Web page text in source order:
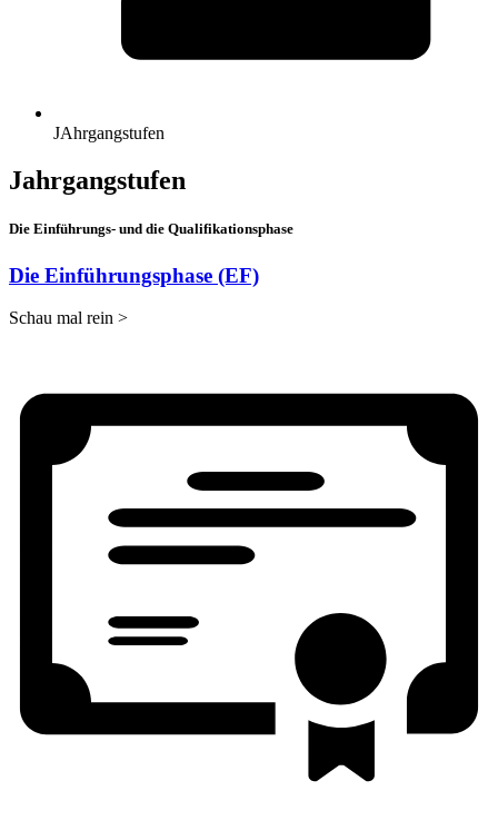
JAhrgangstufen
Jahrgangstufen
Die Einführungs- und die Qualifikationsphase
Die Einführungsphase (EF)
Schau mal rein >